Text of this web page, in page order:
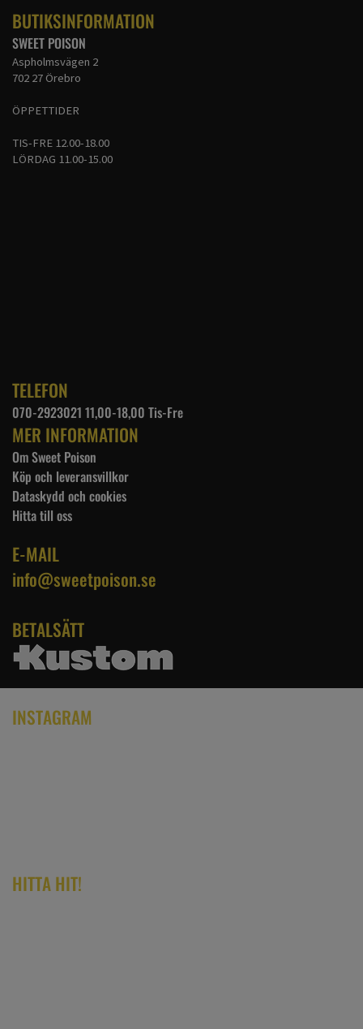
BUTIKSINFORMATION
SWEET POISON
Aspholmsvägen 2
702 27 Örebro
ÖPPETTIDER
TIS-FRE 12.00-18.00
LÖRDAG 11.00-15.00
TELEFON
070-2923021 11,00-18,00 Tis-Fre
MER INFORMATION
Om Sweet Poison
Köp och leveransvillkor
Dataskydd och cookies
Hitta till oss
E-MAIL
info@sweetpoison.se
BETALSÄTT
INSTAGRAM
HITTA HIT!